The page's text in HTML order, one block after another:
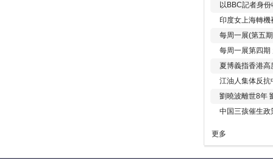
以BBC記者身
印度女上海轉
每周一展(第五
每周一展第四期
夏博義指香港高
江油人集体反抗
劉曉波離世8年
中国三孩催生政
更多